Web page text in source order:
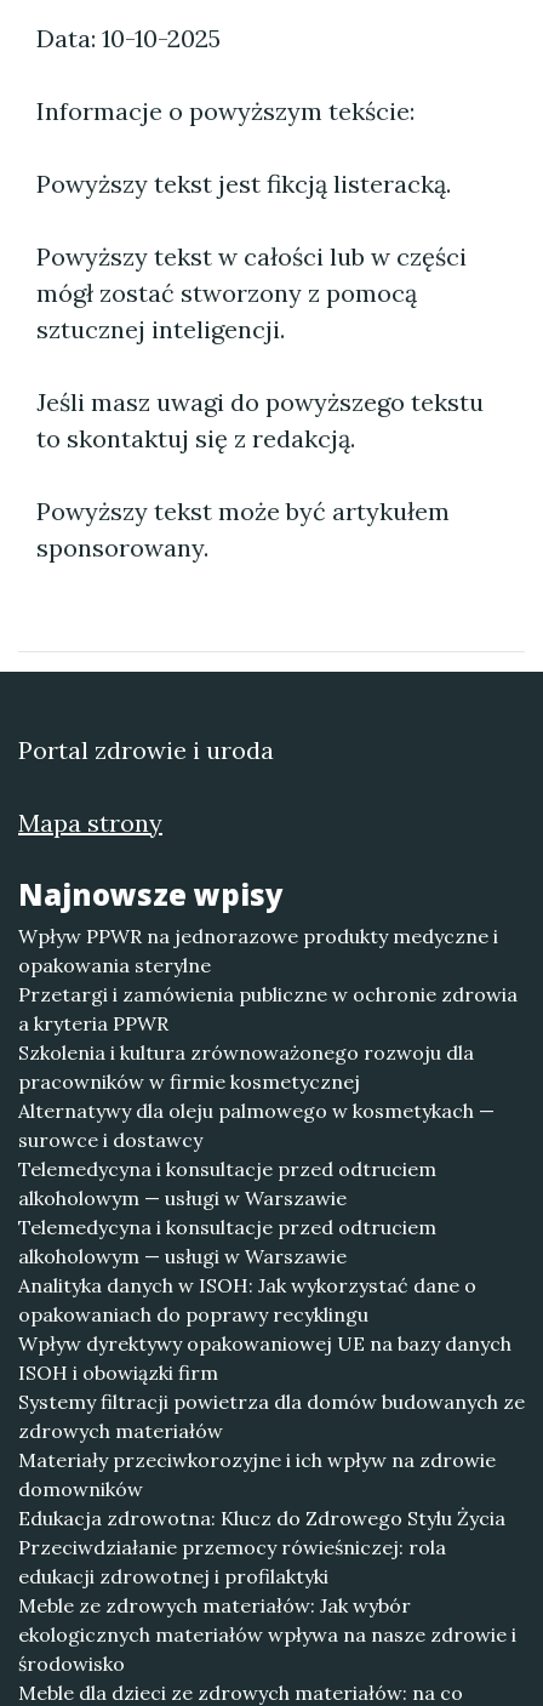
Data: 10-10-2025
Informacje o powyższym tekście:
Powyższy tekst jest fikcją listeracką.
Powyższy tekst w całości lub w części
mógł zostać stworzony z pomocą
sztucznej inteligencji.
Jeśli masz uwagi do powyższego tekstu
to skontaktuj się z redakcją.
Powyższy tekst może być artykułem
sponsorowany.
Portal zdrowie i uroda
Mapa strony
Najnowsze wpisy
Wpływ PPWR na jednorazowe produkty medyczne i
opakowania sterylne
Przetargi i zamówienia publiczne w ochronie zdrowia
a kryteria PPWR
Szkolenia i kultura zrównoważonego rozwoju dla
pracowników w firmie kosmetycznej
Alternatywy dla oleju palmowego w kosmetykach —
surowce i dostawcy
Telemedycyna i konsultacje przed odtruciem
alkoholowym — usługi w Warszawie
Telemedycyna i konsultacje przed odtruciem
alkoholowym — usługi w Warszawie
Analityka danych w ISOH: Jak wykorzystać dane o
opakowaniach do poprawy recyklingu
Wpływ dyrektywy opakowaniowej UE na bazy danych
ISOH i obowiązki firm
Systemy filtracji powietrza dla domów budowanych ze
zdrowych materiałów
Materiały przeciwkorozyjne i ich wpływ na zdrowie
domowników
Edukacja zdrowotna: Klucz do Zdrowego Stylu Życia
Przeciwdziałanie przemocy rówieśniczej: rola
edukacji zdrowotnej i profilaktyki
Meble ze zdrowych materiałów: Jak wybór
ekologicznych materiałów wpływa na nasze zdrowie i
środowisko
Meble dla dzieci ze zdrowych materiałów: na co